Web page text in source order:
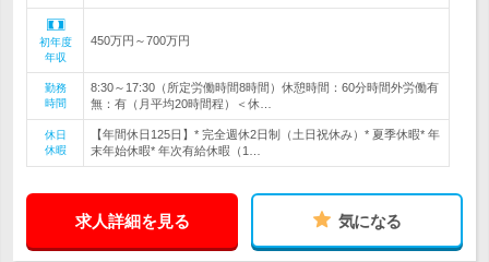
初年度
年収
450万円～700万円
勤務
時間
8:30～17:30（所定労働時間8時間）休憩時間：60分時間外労働有
無：有（月平均20時間程）＜休…
休日
休暇
【年間休日125日】* 完全週休2日制（土日祝休み）* 夏季休暇* 年
末年始休暇* 年次有給休暇（1…
求人詳細を見る 気になる